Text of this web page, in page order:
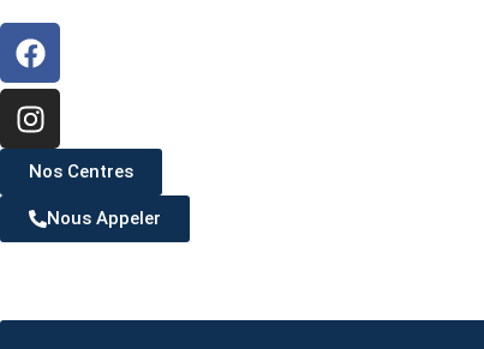
Nos Centres
Nous Appeler